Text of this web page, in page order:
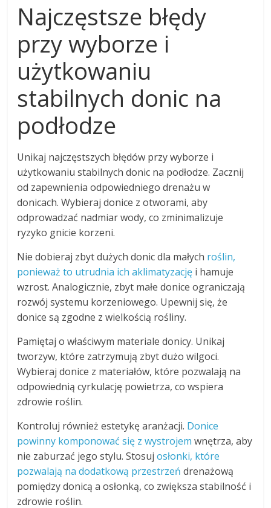
Najczęstsze błędy
przy wyborze i
użytkowaniu
stabilnych donic na
podłodze
Unikaj najczęstszych błędów przy wyborze i
użytkowaniu stabilnych donic na podłodze. Zacznij
od zapewnienia odpowiedniego drenażu w
donicach. Wybieraj donice z otworami, aby
odprowadzać nadmiar wody, co zminimalizuje
ryzyko gnicie korzeni.
Nie dobieraj zbyt dużych donic dla małych roślin,
ponieważ to utrudnia ich aklimatyzację i hamuje
wzrost. Analogicznie, zbyt małe donice ograniczają
rozwój systemu korzeniowego. Upewnij się, że
donice są zgodne z wielkością rośliny.
Pamiętaj o właściwym materiale donicy. Unikaj
tworzyw, które zatrzymują zbyt dużo wilgoci.
Wybieraj donice z materiałów, które pozwalają na
odpowiednią cyrkulację powietrza, co wspiera
zdrowie roślin.
Kontroluj również estetykę aranżacji. Donice
powinny komponować się z wystrojem wnętrza, aby
nie zaburzać jego stylu. Stosujosłonki, które
pozwalają na dodatkową przestrzeń drenażową
pomiędzy donicą a osłonką, co zwiększa stabilność i
zdrowie roślin.